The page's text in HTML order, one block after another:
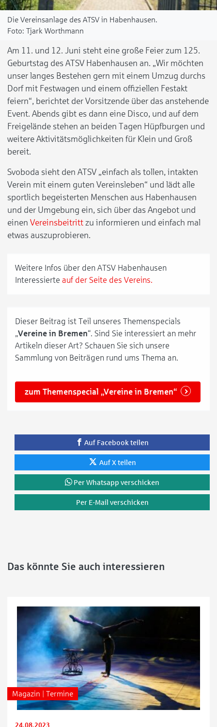
Die Vereinsanlage des ATSV in Habenhausen.
Tjark Worthmann
Am 11. und 12. Juni steht eine große Feier zum 125.
Geburtstag des ATSV Habenhausen an. „Wir möchten
unser langes Bestehen gern mit einem Umzug durchs
Dorf mit Festwagen und einem offiziellen Festakt
feiern“, berichtet der Vorsitzende über das anstehende
Event. Abends gibt es dann eine Disco, und auf dem
Freigelände stehen an beiden Tagen Hüpfburgen und
weitere Aktivitätsmöglichkeiten für Klein und Groß
bereit.
Svoboda sieht den ATSV „einfach als tollen, intakten
Verein mit einem guten Vereinsleben“ und lädt alle
sportlich begeisterten Menschen aus Habenhausen
und der Umgebung ein, sich über das Angebot und
einen Vereinsbeitritt zu informieren und einfach mal
etwas auszuprobieren.
Weitere Infos über den ATSV Habenhausen
Interessierte auf der Seite des Vereins.
Dieser Beitrag ist Teil unseres Themenspecials
„Vereine in Bremen“. Sind Sie interessiert an mehr
Artikeln dieser Art? Schauen Sie sich unsere
Sammlung von Beiträgen rund ums Thema an.
zum Themenspecial „Vereine in Bremen“
Auf Facebook teilen
Auf X teilen
Per Whatsapp verschicken
Per E-Mail verschicken
Das könnte Sie auch interessieren
Magazin | Termine
24.08.2023